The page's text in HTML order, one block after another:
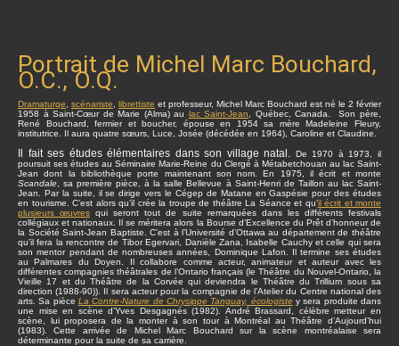
Portrait de Michel Marc Bouchard,
O.C., O.Q.
Dramaturge scénariste librettiste et professeur, Michel Marc Bouchard est né le 2 février
1958 à Saint-Cœur de Marie (Alma) au lac Saint-Jean
, Québec, Canada. Son père,
René Bouchard, fermier et boucher, épouse en 1954 sa mère Madeleine Fleury,
institutrice. Il aura quatre sœurs, Luce, Josée (décédée en 1964), Caroline et Claudine.
Il fait ses études élémentaires dans son village natal.
De 1970 à 1973, il
poursuit ses études au Séminaire Marie-Reine du Clergé à Métabetchouan au lac Saint-
Jean dont la bibliothèque porte maintenant son nom. En 1975, il écrit et monte
Scandale , sa première pièce, à la salle Bellevue à Saint-Henri de Taillon au lac Saint-
Jean. Par la suite, il se dirige vers le Cégep de Matane en Gaspésie pour des études
en tourisme. C’est alors qu’il crée la troupe de théâtre La Séance et qu’il écrit et monte
plusieurs œuvres qui seront tout de suite remarquées dans les différents festivals
collégiaux et nationaux. Il se méritera alors la Bourse d’Excellence du Prêt d’honneur de
la Société Saint-Jean Baptiste. C’est à l’Université d’Ottawa au département de théâtre
qu’il fera la rencontre de Tibor Egervari, Danièle Zana, Isabelle Cauchy et celle qui sera
son mentor pendant de nombreuses années, Dominique Lafon. Il termine ses études
au Palmares du Doyen. Il collabore comme acteur, animateur et auteur avec les
différentes compagnies théâtrales de l’Ontario français (le Théâtre du Nouvel-Ontario, la
Vieille 17 et du Théâtre de la Corvée qui deviendra le Théâtre du Trillium sous sa
direction (1988-90)). Il sera acteur pour la compagnie de l’Atelier du Centre national des
arts. Sa pièce La Contre-Nature de Chrysippe Tanguay, écologiste y sera produite dans
une mise en scène d’Yves Desgagnés (1982). André Brassard, célèbre metteur en
scène, lui proposera de la monter à son tour à Montréal au Théâtre d’Aujourd’hui
(1983). Cette arrivée de Michel Marc Bouchard sur la scène montréalaise sera
déterminante pour la suite de sa carrière.